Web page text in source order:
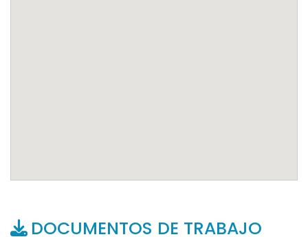
DOCUMENTOS DE TRABAJO